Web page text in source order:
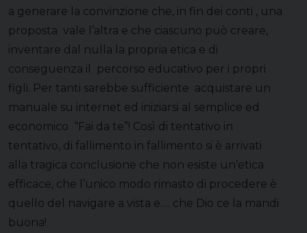
a generare la convinzione che, in fin dei conti , una
proposta vale l’altra e che ciascuno può creare,
inventare dal nulla la propria etica e di
conseguenza il percorso educativo per i propri
figli. Per tanti sarebbe sufficiente acquistare un
manuale su internet ed iniziarsi al semplice ed
economico “Fai da te”! Così di tentativo in
tentativo, di fallimento in fallimento si è arrivati
alla tragica conclusione che non esiste un’etica
efficace, che l’unico modo rimasto di procedere è
quello del navigare a vista e…. che Dio ce la mandi
buona!